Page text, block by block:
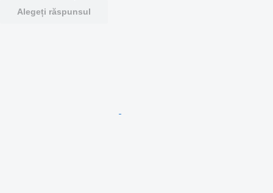
Alegeți răspunsul